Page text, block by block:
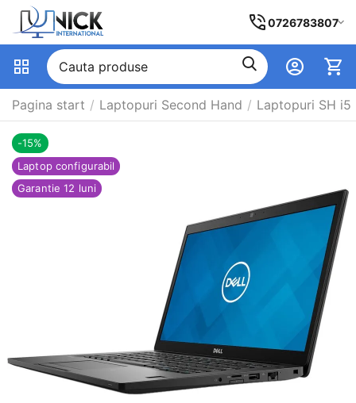
0726783807
Pagina start / Laptopuri Second Hand / Laptopuri SH i5
-15%
Laptop configurabil
Garantie 12 luni